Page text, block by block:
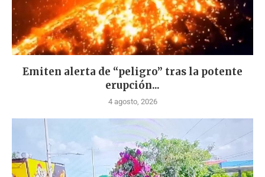
Emiten alerta de “peligro” tras la potente
erupción...
4 agosto, 2026